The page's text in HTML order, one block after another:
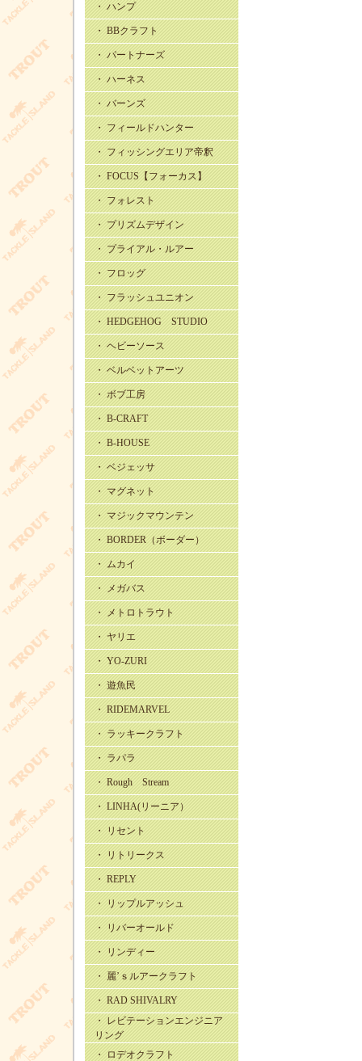
・ ハンプ
・ BBクラフト
・ パートナーズ
・ ハーネス
・ バーンズ
・ フィールドハンター
・ フィッシングエリア帝釈
・ FOCUS【フォーカス】
・ フォレスト
・ プリズムデザイン
・ プライアル・ルアー
・ フロッグ
・ フラッシュユニオン
・ HEDGEHOG STUDIO
・ ヘビーソース
・ ベルベットアーツ
・ ボブ工房
・ B-CRAFT
・ B-HOUSE
・ ベジェッサ
・ マグネット
・ マジックマウンテン
・ BORDER（ボーダー）
・ ムカイ
・ メガバス
・ メトロトラウト
・ ヤリエ
・ YO-ZURI
・ 遊魚民
・ RIDEMARVEL
・ ラッキークラフト
・ ラパラ
・ Rough Stream
・ LINHA(リーニア）
・ リセント
・ リトリークス
・ REPLY
・ リップルアッシュ
・ リバーオールド
・ リンディー
・ 麗’ｓルアークラフト
・ RAD SHIVALRY
・ レビテーションエンジニア
リング
・ ロデオクラフト